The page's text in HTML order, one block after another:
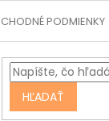
PODMIENKY
HĽADAŤ